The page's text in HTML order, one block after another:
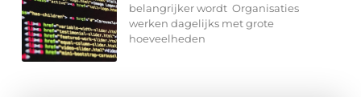
belangrijker wordt Organisaties
werken dagelijks met grote
hoeveelheden